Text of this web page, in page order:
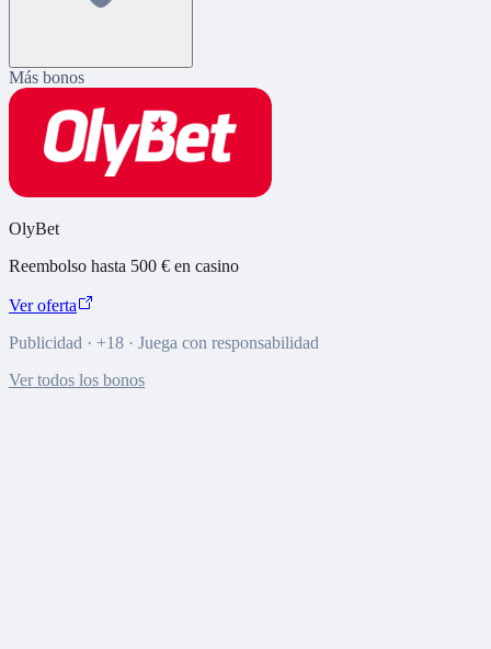
Más bonos
OlyBet
Reembolso hasta 500 € en casino
Ver oferta
Publicidad · +18 · Juega con responsabilidad
Ver todos los bonos